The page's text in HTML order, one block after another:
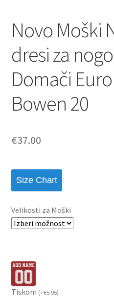
Novo Moški
dresi za
Domači
Bowen 20
€37.00
Size Chart
Velikosti za Moški
Tiskom (+€5.95)